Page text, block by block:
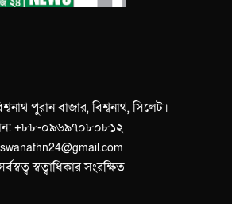
পুরান বাজার, বিশ্বনাথ, সিলেট।
+৮৮-০৯৬৯৭০৮০৮১২
স্বত্বাধিকার সংরক্ষিত